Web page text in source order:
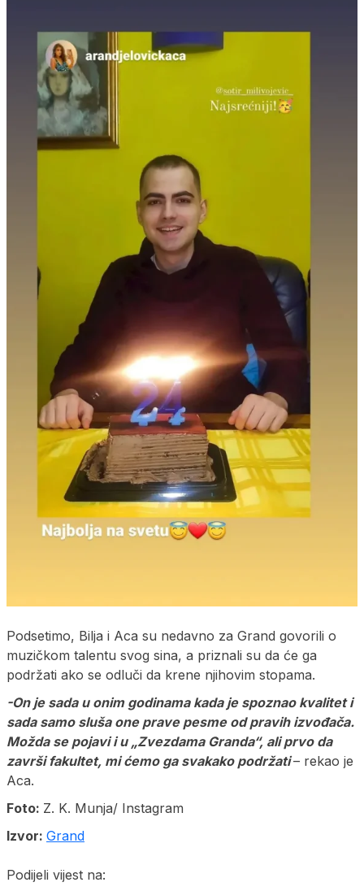
Podsetimo, Bilja i Aca su nedavno za Grand govorili o
muzičkom talentu svog sina, a priznali su da će ga
podržati ako se odluči da krene njihovim stopama.
-On je sada u onim godinama kada je spoznao kvalitet i
sada samo sluša one prave pesme od pravih izvođača.
Možda se pojavi iu „Zvezdama Granda“, ali prvo da
završi fakultet, mi ćemo ga svakako podržati– rekao je
Aca.
Foto: Z. K. Munja/ Instagram
Izvor: Grand
Podijeli vijest na: